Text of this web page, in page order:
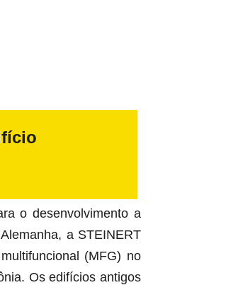
o desenvolvimento a
a STEINERT
(MFG) no
Os edifícios antigos